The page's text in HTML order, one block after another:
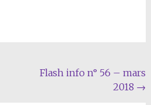
Flash info n° 56 – mars
2018 →